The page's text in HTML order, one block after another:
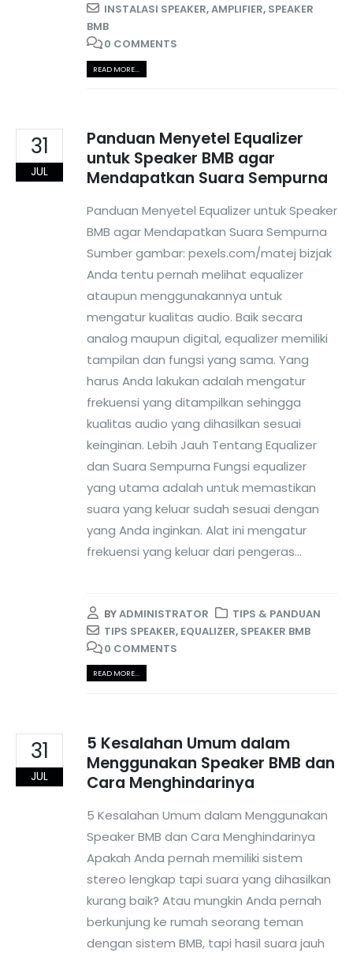
INSTALASI SPEAKER,AMPLIFIER, SPEAKER
BMB
0 COMMENTS
READ MORE...
31
JUL
Panduan Menyetel Equalizer
untuk Speaker BMB agar
Mendapatkan Suara Sempurna
Panduan Menyetel Equalizer untuk Speaker
BMB agar Mendapatkan Suara Sempurna
Sumber gambar: pexels.com/matej bizjak
Anda tentu pernah melihat equalizer
ataupun menggunakannya untuk
mengatur kualitas audio. Baik secara
analog maupun digital, equalizer memiliki
tampilan dan fungsi yang sama. Yang
harus Anda lakukan adalah mengatur
frekuensi yang ditampilkan sehingga
kualitas audio yang dihasilkan sesuai
keinginan. Lebih Jauh Tentang Equalizer
dan Suara Sempurna Fungsi equalizer
yang utama adalah untuk memastikan
suara yang keluar sudah sesuai dengan
yang Anda inginkan. Alat ini mengatur
frekuensi yang keluar dari pengeras...
BYADMINISTRATOR
TIPS & PANDUAN
TIPS SPEAKER, EQUALIZER, SPEAKER BMB
0 COMMENTS
READ MORE...
31
JUL
5 Kesalahan Umum dalam
Menggunakan Speaker BMB dan
Cara Menghindarinya
5 Kesalahan Umum dalam Menggunakan
Speaker BMB dan Cara Menghindarinya
Apakah Anda pernah memiliki sistem
stereo lengkap tapi suara yang dihasilkan
kurang baik? Atau mungkin Anda pernah
berkunjung ke rumah seorang teman
dengan sistem BMB, tapi hasil suara jauh